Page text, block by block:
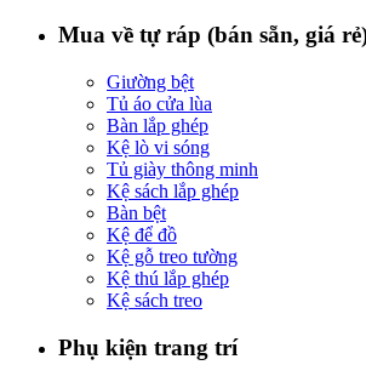
Mua về tự ráp (bán sẵn, giá
Giường bệt
Tủ áo cửa lùa
Bàn lắp ghép
Kệ lò vi sóng
Tủ giày thông minh
Kệ sách lắp ghép
Bàn bệt
Kệ để đồ
Kệ gỗ treo tường
Kệ thú lắp ghép
Kệ sách treo
Phụ kiện trang trí